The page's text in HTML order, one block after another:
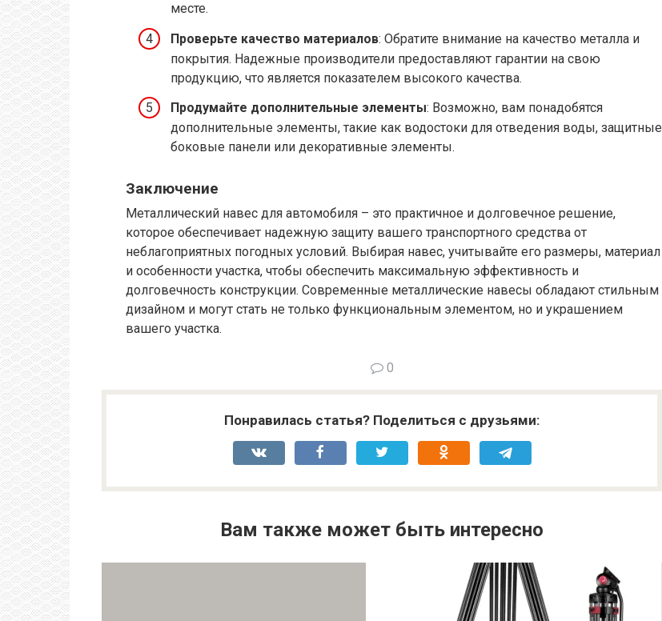
месте.
Проверьте качество материалов: Обратите внимание на качество металла и
покрытия. Надежные производители предоставляют гарантии на свою
продукцию, что является показателем высокого качества.
Продумайте дополнительные элементы: Возможно, вам понадобятся
дополнительные элементы, такие как водостоки для отведения воды, защитные
боковые панели или декоративные элементы.
Заключение
Металлический навес для автомобиля – это практичное и долговечное решение,
которое обеспечивает надежную защиту вашего транспортного средства от
неблагоприятных погодных условий. Выбирая навес, учитывайте его размеры, материал
и особенности участка, чтобы обеспечить максимальную эффективность и
долговечность конструкции. Современные металлические навесы обладают стильным
дизайном и могут стать не только функциональным элементом, но и украшением
вашего участка.
0
Понравилась статья? Поделиться с друзьями:
Вам также может быть интересно